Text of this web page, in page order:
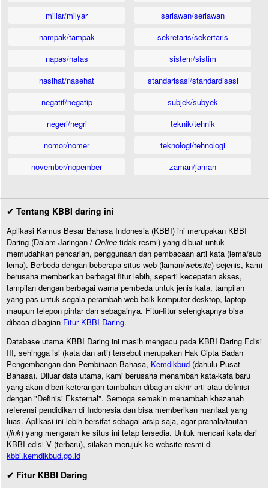
miliar/milyar
nampak/tampak
napas/nafas
nasihat/nasehat
negatif/negatip
negeri/negri
nomor/nomer
november/nopember
sariawan/seriawan
sekretaris/sekertaris
sistem/sistim
standarisasi/standardisasi
subjek/subyek
teknik/tehnik
teknologi/tehnologi
zaman/jaman
✔ Tentang KBBI daring ini
Aplikasi Kamus Besar Bahasa Indonesia (KBBI) ini merupakan KBBI
Daring (Dalam Jaringan / Online tidak resmi) yang dibuat untuk
memudahkan pencarian, penggunaan dan pembacaan arti kata (lema/sub
lema). Berbeda dengan beberapa situs web (laman/website) sejenis, kami
berusaha memberikan berbagai fitur lebih, seperti kecepatan akses,
tampilan dengan berbagai warna pembeda untuk jenis kata, tampilan
yang pas untuk segala perambah web baik komputer desktop, laptop
maupun telepon pintar dan sebagainya. Fitur-fitur selengkapnya bisa
dibaca dibagian Fitur KBBI Daring.
Database utama KBBI Daring ini masih mengacu pada KBBI Daring Edisi
III, sehingga isi (kata dan arti) tersebut merupakan Hak Cipta Badan
Pengembangan dan Pembinaan Bahasa, Kemdikbud (dahulu Pusat
Bahasa). Diluar data utama, kami berusaha menambah kata-kata baru
yang akan diberi keterangan tambahan dibagian akhir arti atau definisi
dengan "Definisi Eksternal". Semoga semakin menambah khazanah
referensi pendidikan di Indonesia dan bisa memberikan manfaat yang
luas. Aplikasi ini lebih bersifat sebagai arsip saja, agar pranala/tautan
(link) yang mengarah ke situs ini tetap tersedia. Untuk mencari kata dari
KBBI edisi V (terbaru), silakan merujuk ke website resmi di
kbbi.kemdikbud.go.id
✔ Fitur KBBI Daring